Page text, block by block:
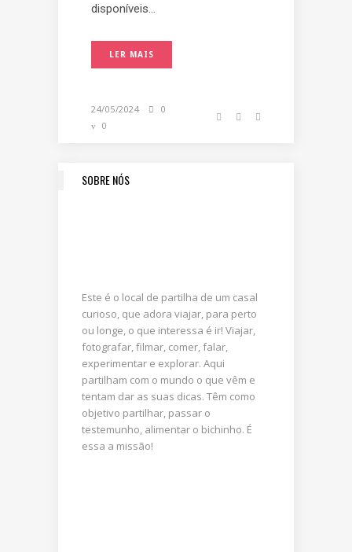
disponíveis...
LER MAIS
24/05/2024
0
0
SOBRE NÓS
Este é o local de partilha de um casal
curioso, que adora viajar, para perto
ou longe, o que interessa é ir! Viajar,
fotografar, filmar, comer, falar,
experimentar e explorar. Aqui
partilham com o mundo o que vêm e
tentam dar as suas dicas. Têm como
objetivo partilhar, passar o
testemunho, alimentar o bichinho. É
essa a missão!